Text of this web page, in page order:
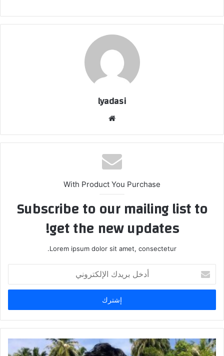
lyadasi
With Product You Purchase
Subscribe to our mailing list to
get the new updates!
Lorem ipsum dolor sit amet, consectetur.
بريدك
الإلكتروني